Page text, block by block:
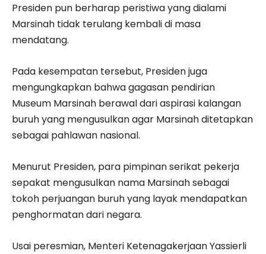
Presiden pun berharap peristiwa yang dialami
Marsinah tidak terulang kembali di masa
mendatang.
Pada kesempatan tersebut, Presiden juga
mengungkapkan bahwa gagasan pendirian
Museum Marsinah berawal dari aspirasi kalangan
buruh yang mengusulkan agar Marsinah ditetapkan
sebagai pahlawan nasional.
Menurut Presiden, para pimpinan serikat pekerja
sepakat mengusulkan nama Marsinah sebagai
tokoh perjuangan buruh yang layak mendapatkan
penghormatan dari negara.
Usai peresmian, Menteri Ketenagakerjaan Yassierli